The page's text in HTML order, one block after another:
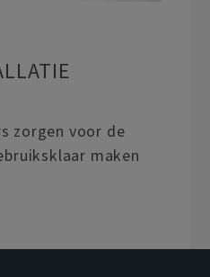
zorgen voor de
maken